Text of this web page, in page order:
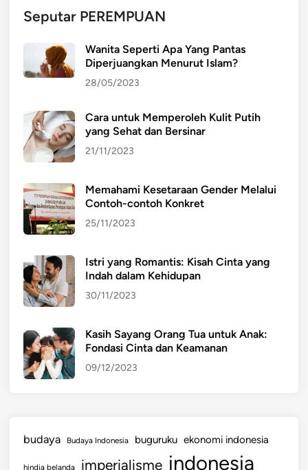
Seputar PEREMPUAN
Wanita Seperti Apa Yang Pantas
Diperjuangkan Menurut Islam?
28/05/2023
Cara untuk Memperoleh Kulit Putih
yang Sehat dan Bersinar
21/11/2023
Memahami Kesetaraan Gender Melalui
Contoh-contoh Konkret
25/11/2023
Istri yang Romantis: Kisah Cinta yang
Indah dalam Kehidupan
30/11/2023
Kasih Sayang Orang Tua untuk Anak:
Fondasi Cinta dan Keamanan
09/12/2023
budaya Budaya Indonesia buguruku ekonomi indonesia
hindia belanda imperialisme indonesia